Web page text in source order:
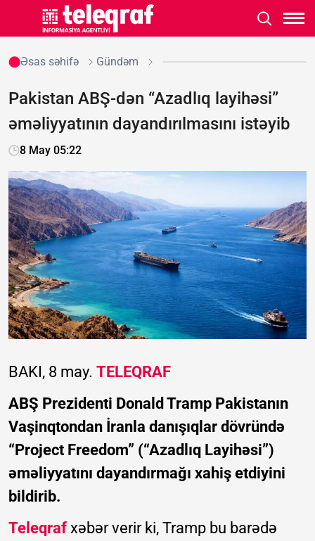
Əsas səhifə Gündəm
Pakistan ABŞ-dən “Azadlıq layihəsi”
əməliyyatının dayandırılmasını istəyib
8 May 05:22
BAKI, 8 may. TELEQRAF
ABŞ Prezidenti Donald Tramp Pakistanın
Vaşinqtondan İranla danışıqlar dövründə
“Project Freedom” (“Azadlıq Layihəsi”)
əməliyyatını dayandırmağı xahiş etdiyini
bildirib.
Teleqraf xəbər verir ki, Tramp bu barədə